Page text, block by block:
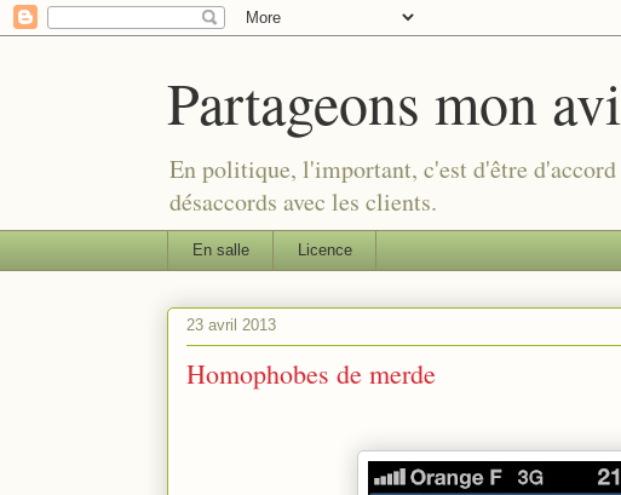
Partageons mon
En politique, l'important, c'est d'être
désaccords avec les clients.
En salle Licence
23 avril 2013
Homophobes de merde